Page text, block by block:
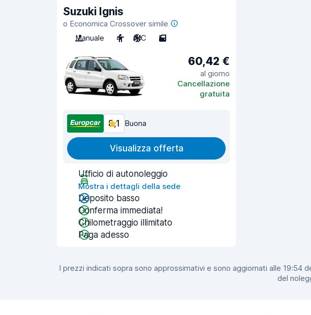
Suzuki Ignis
o Economica Crossover simile
Manuale
4 A/C 5
60,42 €
al giorno
Cancellazione
gratuita
8,1 Buona
Visualizza offerta
Ufficio di autonoleggio
Mostra i dettagli della sede
Deposito basso
Conferma immediata!
Chilometraggio illimitato
Paga adesso
I prezzi indicati sopra sono approssimativi e sono aggiornati alle 19:54
del